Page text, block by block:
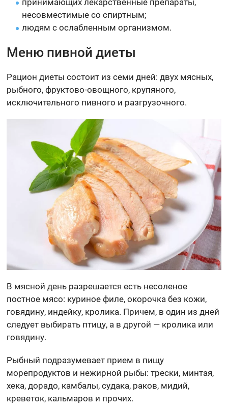
принимающих лекарственные препараты,
несовместимые со спиртным;
людям с ослабленным организмом.
Меню пивной диеты
Рацион диеты состоит из семи дней: двух мясных,
рыбного, фруктово-овощного, крупяного,
исключительного пивного и разгрузочного.
В мясной день разрешается есть несоленое
постное мясо: куриное филе, окорочка без кожи,
говядину, индейку, кролика. Причем, в один из дней
следует выбирать птицу, а в другой — кролика или
говядину.
Рыбный подразумевает прием в пищу
морепродуктов и нежирной рыбы: трески, минтая,
хека, дорадо, камбалы, судака, раков, мидий,
креветок, кальмаров и прочих.